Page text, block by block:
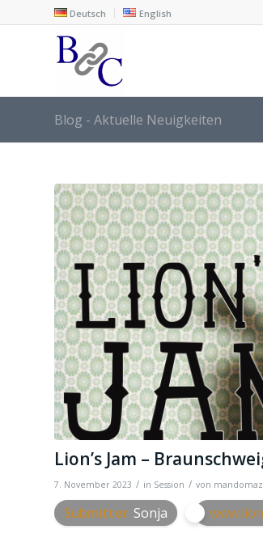
Deutsch English
Blog - Aktuelle Neuigkeiten
Lion’s Jam –
7. November 2023 / in Session / von
Submitter Sonja